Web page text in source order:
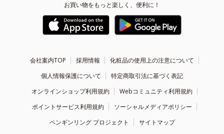
お買い物をもっと楽しく、便利に！
会社案内TOP 採用情報
化粧品の使用上の注意について
個人情報保護について
特定商取引法に基づく表記
オンラインショップ利用規約
Webコミュニティ利用規約
ポイントサービス利用規約
ソーシャルメディアポリシー
ペンギンリング プロジェクト
サイトマップ